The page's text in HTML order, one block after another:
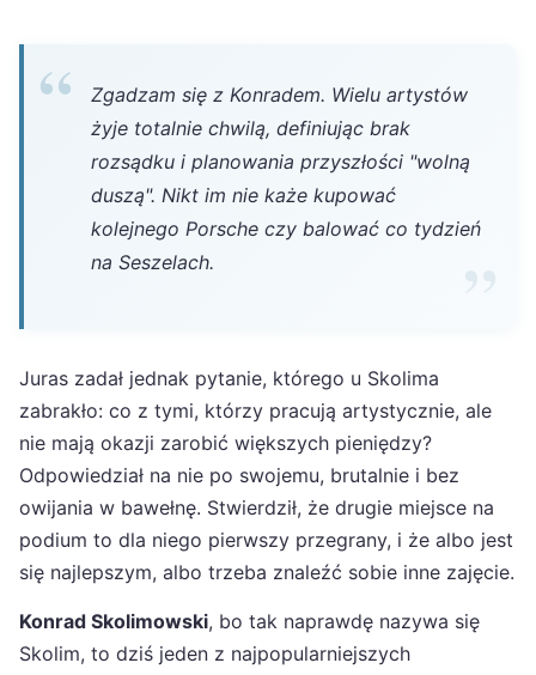
Zgadzam się z Konradem. Wielu artystów
żyje totalnie chwilą, definiując brak
rozsądku i planowania przyszłości "wolną
duszą". Nikt im nie każe kupować
kolejnego Porsche czy balować co tydzień
na Seszelach.
Juras zadał jednak pytanie, którego u Skolima
zabrakło: co z tymi, którzy pracują artystycznie, ale
nie mają okazji zarobić większych pieniędzy?
Odpowiedział na nie po swojemu, brutalnie i bez
owijania w bawełnę. Stwierdził, że drugie miejsce na
podium to dla niego pierwszy przegrany, i że albo jest
się najlepszym, albo trzeba znaleźć sobie inne zajęcie.
Konrad Skolimowski, bo tak naprawdę nazywa się
Skolim, to dziś jeden z najpopularniejszych